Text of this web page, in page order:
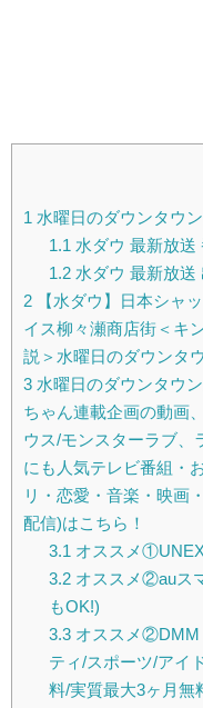
1 水曜日のダウンタウ
1.1水ダウ 最新放送
1.2水ダウ 最新放送
2 【水ダウ】日本シャ
イス柳々瀬商店街＜キ
説＞水曜日のダウンタ
3 水曜日のダウンタウ
ちゃん連載企画の動画
ウス/モンスターラブ、
にも人気テレビ番組・
リ・恋愛・音楽・映画
配信)はこちら！
3.1オススメ
3.2オススメ②auス
もOK!)
3.3オススメ②DMM
ティ/スポーツ/アイ
料/実質最大3ヶ月無